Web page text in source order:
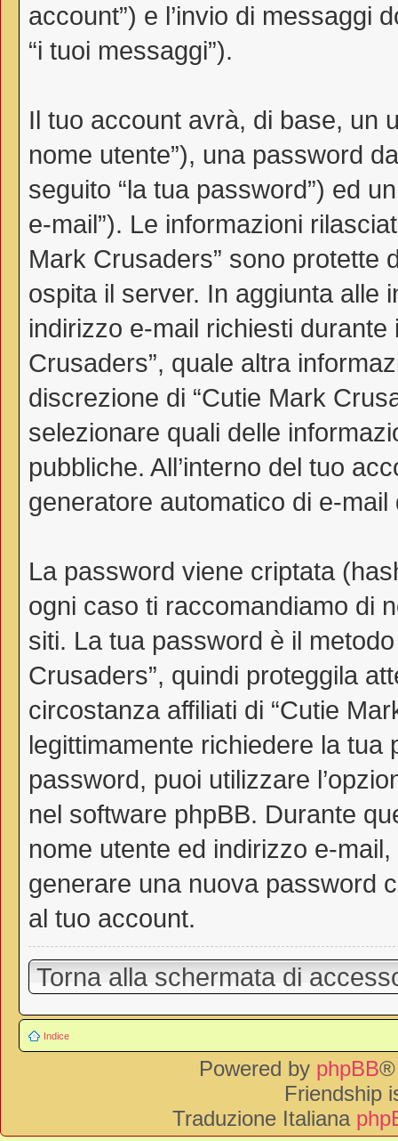
account”) e l’invio di messaggi
“i tuoi messaggi”).
Il tuo account avrà, di base, un
nome utente”), una password
seguito “la tua password”) ed
e-mail”). Le informazioni
Mark Crusaders” sono protette
ospita il server. In aggiunta alle
indirizzo e-mail richiesti
Crusaders”, quale altra
discrezione di “Cutie Mark
selezionare quali delle
pubbliche. All’interno del tuo
generatore automatico di e-
La password viene criptata
ogni caso ti raccomandiamo di
siti. La tua password è il
Crusaders”, quindi proteggila
circostanza affiliati di “Cutie
legittimamente richiedere la
password, puoi utilizzare
nel software phpBB. Durante
nome utente ed indirizzo e-
generare una nuova password
al tuo account.
Torna alla schermata di
Indice
Powered by phpBB®
Friendship
Traduzione Italiana